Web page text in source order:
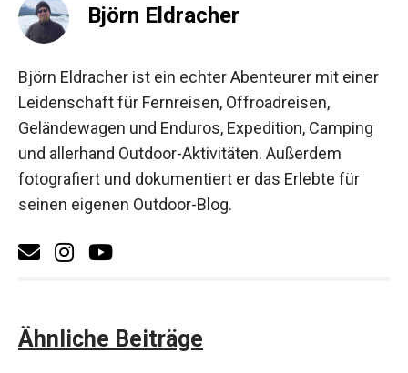
Björn Eldracher
Björn Eldracher ist ein echter Abenteurer mit einer
Leidenschaft für Fernreisen, Offroadreisen,
Geländewagen und Enduros, Expedition, Camping
und allerhand Outdoor-Aktivitäten. Außerdem
fotografiert und dokumentiert er das Erlebte für
seinen eigenen Outdoor-Blog.
Ähnliche Beiträge